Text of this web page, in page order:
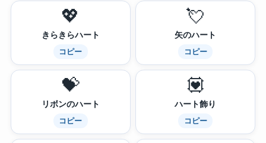
💖
きらきらハート
コピー
💘
矢のハート
コピー
💝
リボンのハート
コピー
💟
ハート飾り
コピー